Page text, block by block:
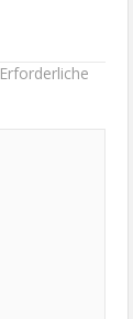
Erforderliche